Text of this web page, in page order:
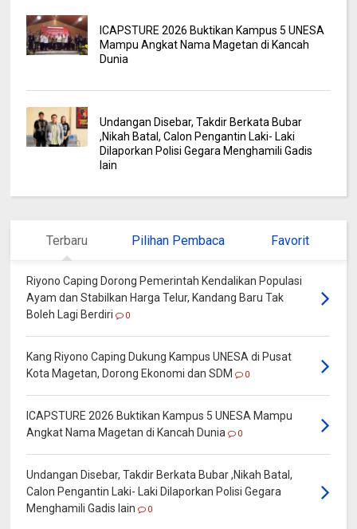
ICAPSTURE 2026 Buktikan Kampus 5 UNESA
Mampu Angkat Nama Magetan di Kancah
Dunia
Undangan Disebar, Takdir Berkata Bubar
,Nikah Batal, Calon Pengantin Laki- Laki
Dilaporkan Polisi Gegara Menghamili Gadis
lain
Terbaru Pilihan Pembaca Favorit
Riyono Caping Dorong Pemerintah Kendalikan Populasi
Ayam dan Stabilkan Harga Telur, Kandang Baru Tak
Boleh Lagi Berdiri
0
Kang Riyono Caping Dukung Kampus UNESA di Pusat
Kota Magetan, Dorong Ekonomi dan SDM
0
ICAPSTURE 2026 Buktikan Kampus 5 UNESA Mampu
Angkat Nama Magetan di Kancah Dunia
0
Undangan Disebar, Takdir Berkata Bubar ,Nikah Batal,
Calon Pengantin Laki- Laki Dilaporkan Polisi Gegara
Menghamili Gadis lain
0